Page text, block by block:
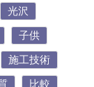
光沢
子供
施工技術
比較